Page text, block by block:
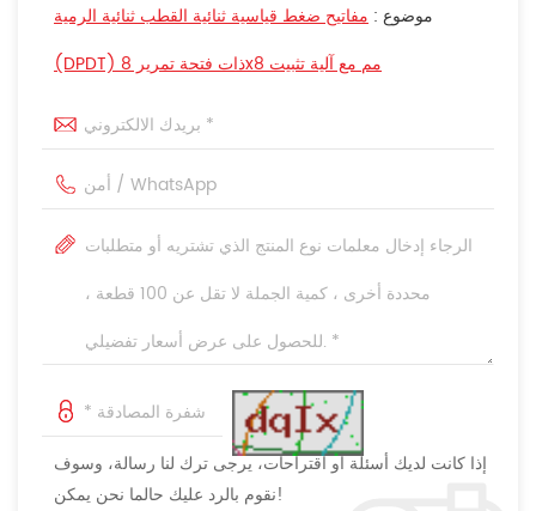
موضوع : مفاتيح ضغط قياسية ثنائية القطب ثنائية الرمية
(DPDT) ذات فتحة تمرير 8x8 مم مع آلية تثبيت
إذا كانت لديك أسئلة أو اقتراحات، يرجى ترك لنا رسالة، وسوف
نقوم بالرد عليك حالما نحن يمكن!